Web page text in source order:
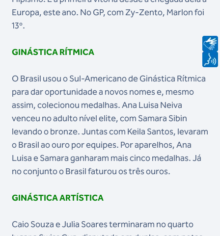
Europa, este ano. No GP, com Zy-Zento, Marlon foi
13º.
GINÁSTICA RÍTMICA
O Brasil usou o Sul-Americano de Ginástica Rítmica
para dar oportunidade a novos nomes e, mesmo
assim, colecionou medalhas. Ana Luisa Neiva
venceu no adulto nível elite, com Samara Sibin
levando o bronze. Juntas com Keila Santos, levaram
o Brasil ao ouro por equipes. Por aparelhos, Ana
Luisa e Samara ganharam mais cinco medalhas. Já
no conjunto o Brasil faturou os três ouros.
GINÁSTICA ARTÍSTICA
Caio Souza e Julia Soares terminaram no quarto